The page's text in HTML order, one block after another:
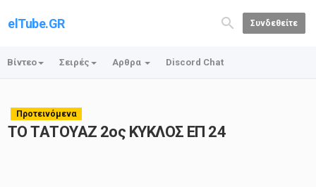
elTube.GR Συνδεθείτε
Βίντεο Σειρές Αρθρα Discord Chat
Προτεινόμενα
ΤΟ ΤΑΤΟΥΑΖ 2ος ΚΥΚΛΟΣ ΕΠ 24